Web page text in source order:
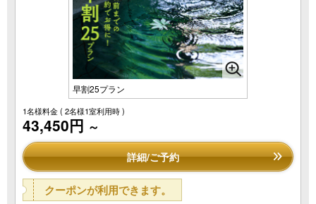
早割25プラン
1名様料金( 2名様1室利用時 )
43,450円 ～
詳細/ご予約
クーポンが利用できます。